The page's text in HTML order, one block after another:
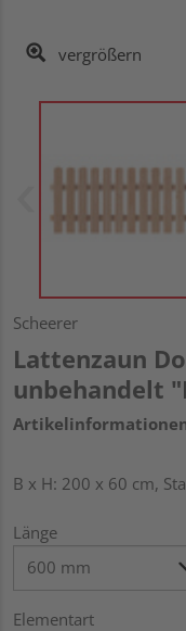
vergrößern
Scheerer
Lattenzaun
unbehandelt
B x H: 200 x 60 cm,
Länge
Elementart